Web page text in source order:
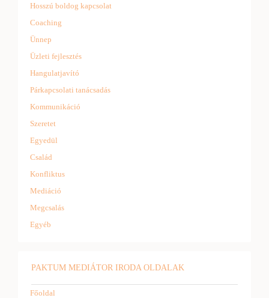
Hosszú boldog kapcsolat
Coaching
Ünnep
Üzleti fejlesztés
Hangulatjavító
Párkapcsolati tanácsadás
Kommunikáció
Szeretet
Egyedül
Család
Konfliktus
Mediáció
Megcsalás
Egyéb
PAKTUM MEDIÁTOR IRODA OLDALAK
Főoldal